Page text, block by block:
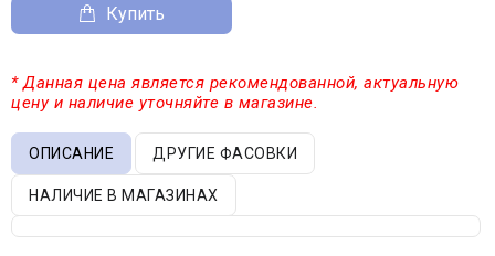
Купить
* Данная цена является рекомендованной, актуальную
цену и наличие уточняйте в магазине.
ОПИСАНИЕ ДРУГИЕ ФАСОВКИ
НАЛИЧИЕ В МАГАЗИНАХ